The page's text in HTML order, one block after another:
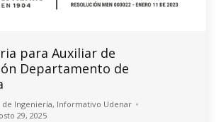
para Auxiliar de
Departamento de
de Ingeniería, Informativo Udenar
29, 2025